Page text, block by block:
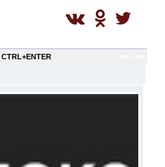
CTRL+ENTER